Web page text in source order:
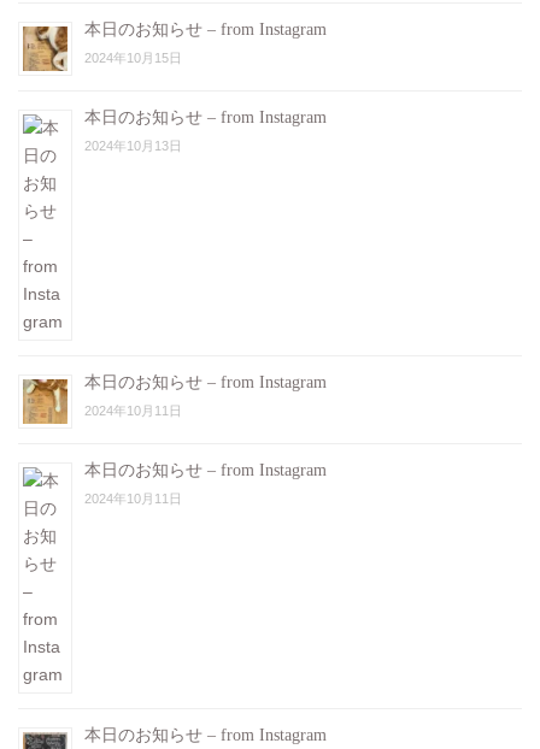
本日のお知らせ – from Instagram
2024年10月15日
本日のお知らせ – from Instagram
2024年10月13日
本日のお知らせ – from Instagram
2024年10月11日
本日のお知らせ – from Instagram
2024年10月11日
本日のお知らせ – from Instagram